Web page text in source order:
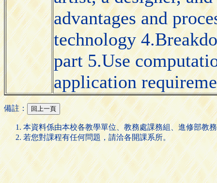
advantages and
technology
part 5.Use
application
備註：
本資料係由本校各教學單位、教務處課務組、進修部教
若您對課程有任何問題，請洽各開課系所。